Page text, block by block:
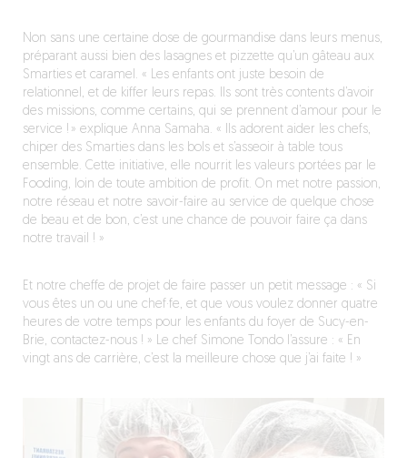
Non sans une certaine dose de gourmandise dans leurs menus,
préparant aussi bien des lasagnes et pizzette qu’un gâteau aux
Smarties et caramel. « Les enfants ont juste besoin de
relationnel, et de kiffer leurs repas. Ils sont très contents d’avoir
des missions, comme certains, qui se prennent d’amour pour le
service ! » explique Anna Samaha. « Ils adorent aider les chefs,
chiper des Smarties dans les bols et s’asseoir à table tous
ensemble. Cette initiative, elle nourrit les valeurs portées par le
Fooding, loin de toute ambition de profit. On met notre passion,
notre réseau et notre savoir-faire au service de quelque chose
de beau et de bon, c’est une chance de pouvoir faire ça dans
notre travail ! »
Et notre cheffe de projet de faire passer un petit message : « Si
vous êtes un ou une chef·fe, et que vous voulez donner quatre
heures de votre temps pour les enfants du foyer de Sucy-en-
Brie, contactez-nous ! » Le chef Simone Tondo l’assure : « En
vingt ans de carrière, c’est la meilleure chose que j’ai faite ! »